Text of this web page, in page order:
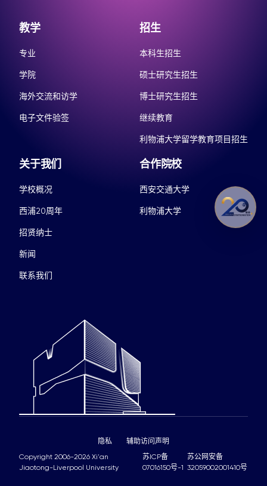
教学
专业
学院
海外交流和访学
电子文件验签
招生
本科生招生
硕士研究生招生
博士研究生招生
继续教育
利物浦大学留学教育项目招生
关于我们
学校概况
西浦20周年
招贤纳士
新闻
联系我们
合作院校
西安交通大学
利物浦大学
Copyright 2006-2026 Xi'an
Jiaotong-Liverpool University
苏ICP备
07016150号-1
苏公网安备
32059002001410号
隐私 辅助访问声明